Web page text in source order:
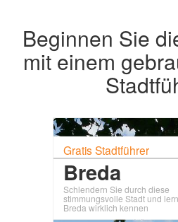
Beginnen Sie
mit einem
Gratis Stadtführer
Breda
Schlendern Sie durch diese
stimmungsvolle Stadt und
Breda wirklich kennen